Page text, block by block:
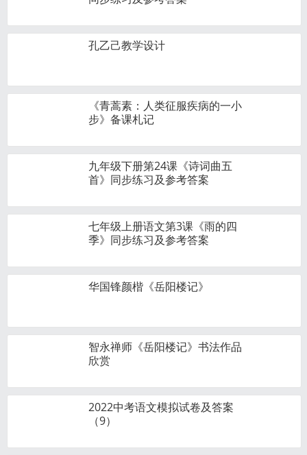
孔乙己教学设计
《青蒿素：人类征服疾病的一小
步》备课札记
九年级下册第24课《诗词曲五
首》同步练习及参考答案
七年级上册语文第3课《雨的四
季》同步练习及参考答案
华国锋颜楷《岳阳楼记》
智永禅师《岳阳楼记》书法作品
欣赏
2022中考语文模拟试卷及答案
（9）